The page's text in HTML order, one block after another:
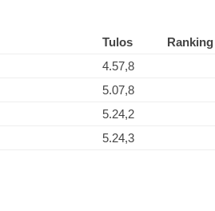
Tulos Ranking
4.57,8
5.07,8
5.24,2
5.24,3